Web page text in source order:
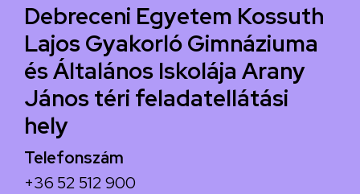
Debreceni Egyetem Kossuth
Lajos Gyakorló Gimnáziuma
és Általános Iskolája Arany
János téri feladatellátási
hely
Telefonszám
+36 52 512 900